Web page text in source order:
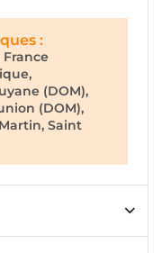
:
France
(DOM),
(DOM),
Saint